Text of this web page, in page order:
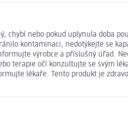
chybí nebo pokud uplynula doba
kontaminaci, nedotýkejte se
výrobce a příslušný úřad.
terapie očí konzultujte se svým
lékaře. Tento produkt je